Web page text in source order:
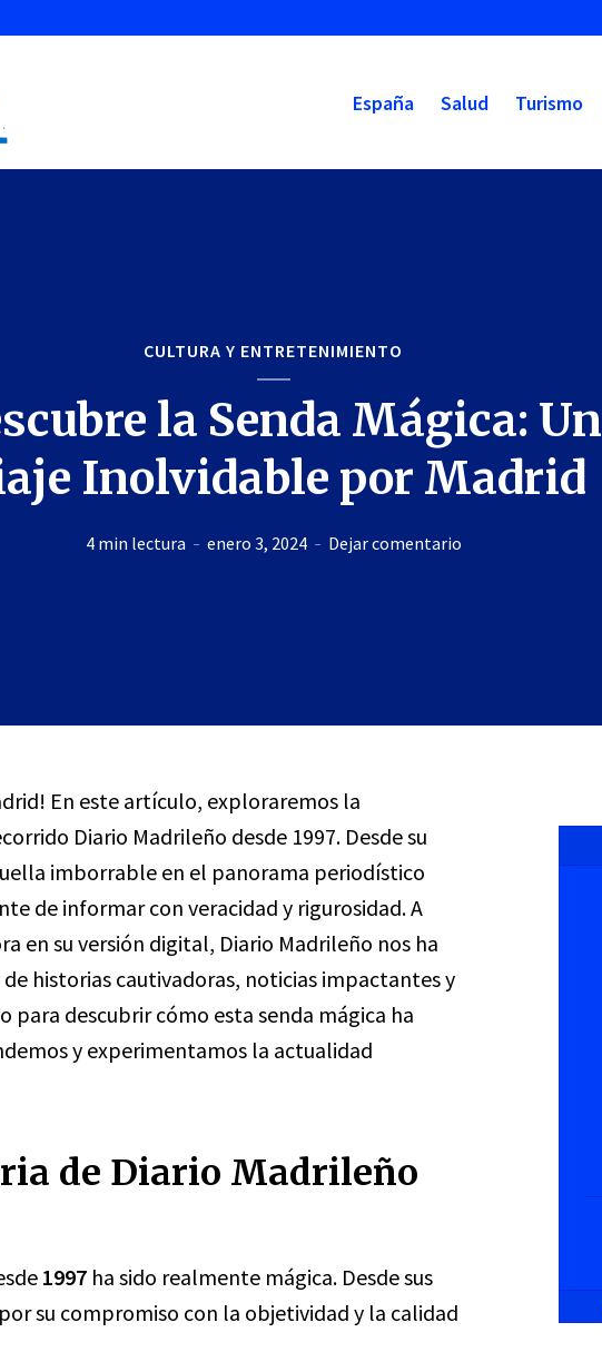
España Salud Turismo
CULTURA Y ENTRETENIMIENTO
la Senda Mágica: Un
Inolvidable por Madrid
4 min lectura enero 3, 2024 Dejar comentario
En este artículo, exploraremos la
Diario Madrileño desde 1997. Desde su
imborrable en el panorama periodístico
de informar con veracidad y rigurosidad. A
en su versión digital, Diario Madrileño nos ha
historias cautivadoras, noticias impactantes y
para descubrir cómo esta senda mágica ha
y experimentamos la actualidad
de Diario Madrileño
1997 ha sido realmente mágica. Desde sus
su compromiso con la objetividad y la calidad